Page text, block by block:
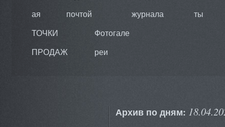
ая
почтой
журнала
ты
ТОЧКИ
ПРОДАЖ
Фотогале
реи
Архив по дням: